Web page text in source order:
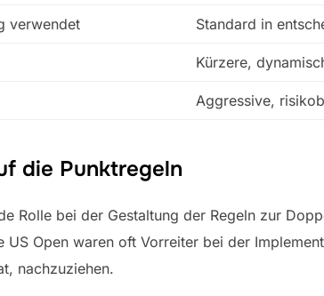
verwendet Standard in
Kürzere,
Aggressive,
die Punktregeln
Rolle bei der Gestaltung der Regeln zur
Open waren oft Vorreiter bei der
nachzuziehen.